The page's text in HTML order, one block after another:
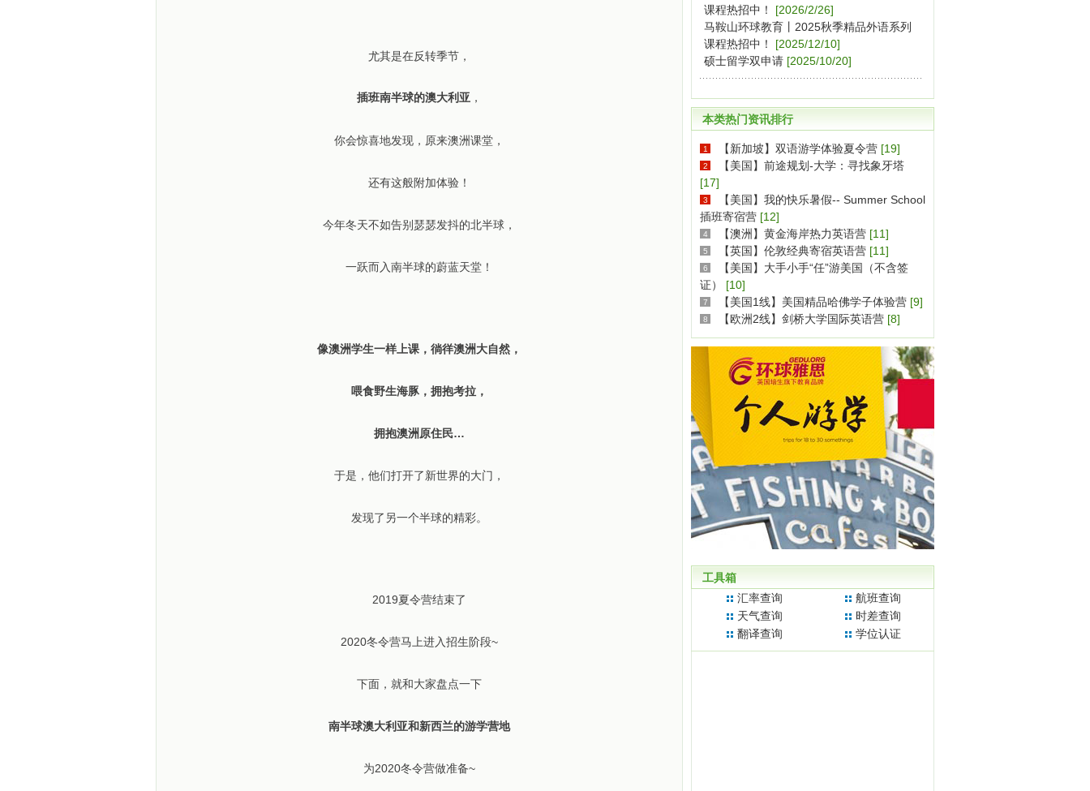
尤其是在反转季节，
插班南半球的澳大利亚 ，
你会惊喜地发现，原来澳洲课堂，
还有这般附加体验！
今年冬天不如告别瑟瑟发抖的北半球，
一跃而入南半球的蔚蓝天堂！
像澳洲学生一样上课，徜徉澳洲大自然，
喂食野生海豚，拥抱考拉，
拥抱澳洲原住民…
于是，他们打开了新世界的大门，
发现了另一个半球的精彩。
2019夏令营结束了
2020冬令营马上进入招生阶段~
下面，就和大家盘点一下
南半球澳大利亚和新西兰的游学营地
为2020冬令营做准备~
课程热招中！
[2026/2/26]
马鞍山环球教育丨2025秋季精品外语系列
课程热招中！
[2025/12/10]
硕士留学双申请 [2025/10/20]
本类热门资讯排行
1 【新加坡】双语游学体验夏令营 [19]
2
【美国】前途规划-大学：寻找象牙塔
[17]
3
【美国】我的快乐暑假-- Summer School
插班寄宿营 [12]
4 【澳洲】黄金海岸热力英语营 [11]
5 【英国】伦敦经典寄宿英语营 [11]
6
【美国】大手小手“任”游美国（不含签
证）
[10]
7 【美国1线】美国精品哈佛学子体验营 [9]
8 【欧洲2线】剑桥大学国际英语营 [8]
工具箱
汇率查询
航班查询
天气查询
时差查询
翻译查询
学位认证